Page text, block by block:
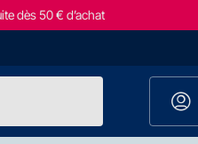
dès 50 € d’achat